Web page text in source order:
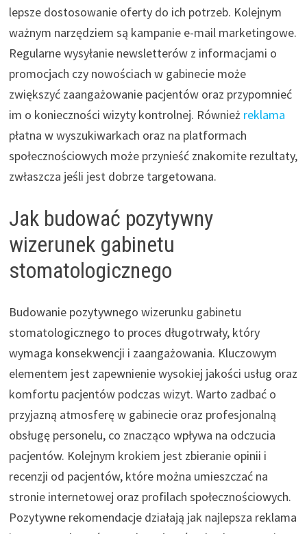
lepsze dostosowanie oferty do ich potrzeb. Kolejnym
ważnym narzędziem są kampanie e-mail marketingowe.
Regularne wysyłanie newsletterów z informacjami o
promocjach czy nowościach w gabinecie może
zwiększyć zaangażowanie pacjentów oraz przypomnieć
im o konieczności wizyty kontrolnej. Również reklama
płatna w wyszukiwarkach oraz na platformach
społecznościowych może przynieść znakomite rezultaty,
zwłaszcza jeśli jest dobrze targetowana.
Jak budować pozytywny
wizerunek gabinetu
stomatologicznego
Budowanie pozytywnego wizerunku gabinetu
stomatologicznego to proces długotrwały, który
wymaga konsekwencji i zaangażowania. Kluczowym
elementem jest zapewnienie wysokiej jakości usług oraz
komfortu pacjentów podczas wizyt. Warto zadbać o
przyjazną atmosferę w gabinecie oraz profesjonalną
obsługę personelu, co znacząco wpływa na odczucia
pacjentów. Kolejnym krokiem jest zbieranie opinii i
recenzji od pacjentów, które można umieszczać na
stronie internetowej oraz profilach społecznościowych.
Pozytywne rekomendacje działają jak najlepsza reklama